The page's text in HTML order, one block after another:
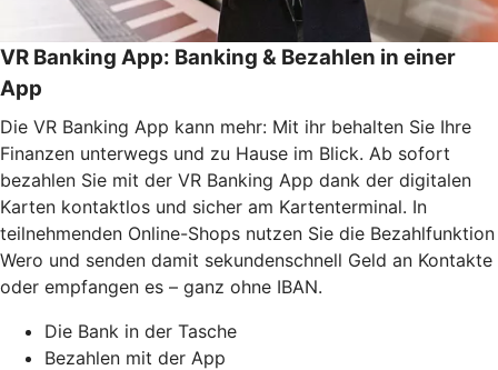
VR Banking App: Banking & Bezahlen in einer
App
Die VR Banking App kann mehr: Mit ihr behalten Sie Ihre
Finanzen unterwegs und zu Hause im Blick. Ab sofort
bezahlen Sie mit der VR Banking App dank der digitalen
Karten kontaktlos und sicher am Kartenterminal. In
teilnehmenden Online-Shops nutzen Sie die Bezahlfunktion
Wero und senden damit sekundenschnell Geld an Kontakte
oder empfangen es – ganz ohne IBAN.
Die Bank in der Tasche
Bezahlen mit der App